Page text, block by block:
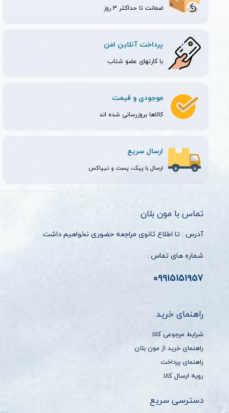
ضمانت تا حداکثر 3 روز
پرداخت آنلاین امن
با کارتهای عضو شتاب
موجودی و قیمت
کالاها بروزرسانی شده اند
ارسال سریع
ارسال با پیک، پست و تیپاکس
تماس با مون بلان
آدرس : تا اطلاع ثانوی مراجعه حضوری نخواهیم داشت.
شماره های تماس :
09915151957
راهنمای خرید
شرایط مرجوعی کالا
راهنمای خرید از مون بلان
راهنمای پرداخت
رویه ارسال کالا
دسترسی سریع